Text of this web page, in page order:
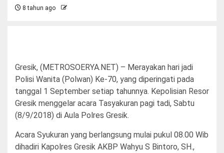
8 tahun ago
Gresik, (METROSOERYA.NET) – Merayakan hari jadi
Polisi Wanita (Polwan) Ke-70, yang diperingati pada
tanggal 1 September setiap tahunnya. Kepolisian Resor
Gresik menggelar acara Tasyakuran pagi tadi, Sabtu
(8/9/2018) di Aula Polres Gresik.
Acara Syukuran yang berlangsung mulai pukul 08.00 Wib
dihadiri Kapolres Gresik AKBP Wahyu S Bintoro, SH.,